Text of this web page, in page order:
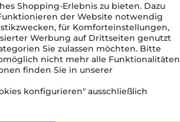
Shopping-Erlebnis zu bieten. Dazu
der Website notwendig
für Komforteinstellungen,
Werbung auf Drittseiten genutzt
Sie zulassen möchten. Bitte
nicht mehr alle Funktionalitäten
finden Sie in unserer
konfigurieren" ausschließlich